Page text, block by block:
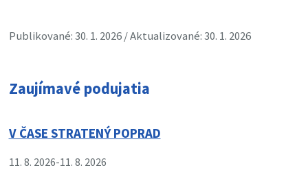
Publikované: 30. 1. 2026 / Aktualizované: 30. 1. 2026
Zaujímavé podujatia
V ČASE STRATENÝ POPRAD
11. 8. 2026-11. 8. 2026